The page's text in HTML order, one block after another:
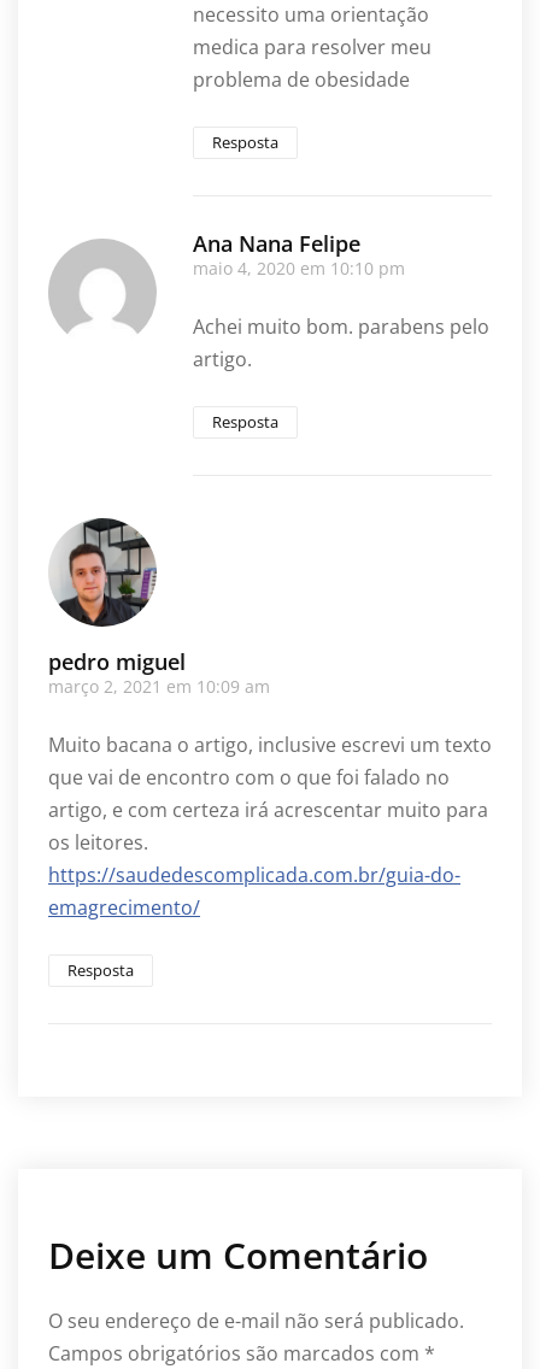
necessito uma orientação
medica para resolver meu
problema de obesidade
Resposta
Ana Nana Felipe
maio 4, 2020 em 10:10 pm
Achei muito bom. parabens pelo
artigo.
Resposta
pedro miguel
março 2, 2021 em 10:09 am
Muito bacana o artigo, inclusive escrevi um texto
que vai de encontro com o que foi falado no
artigo, e com certeza irá acrescentar muito para
os leitores.
https://saudedescomplicada.com.br/guia-do-
emagrecimento/
Resposta
Deixe um Comentário
O seu endereço de e-mail não será publicado.
Campos obrigatórios são marcados com *